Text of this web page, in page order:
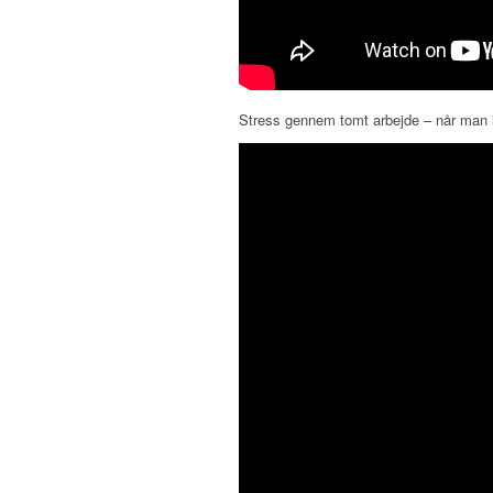
Stress gennem tomt arbejde – når